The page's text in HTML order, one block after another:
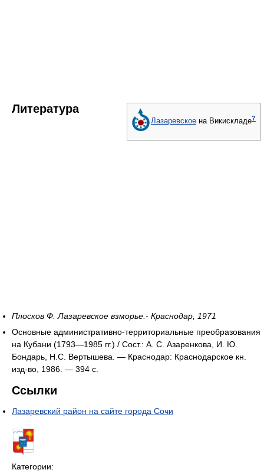
Лазаревское на Викискладе?
Литература
Плосков Ф. Лазаревское взморье.- Краснодар, 1971
Основные административно-территориальные преобразования
на Кубани (1793—1985 гг.) / Сост.: А. С. Азаренкова, И. Ю.
Бондарь, Н.С. Вертышева. — Краснодар: Краснодарское кн.
изд-во, 1986. — 394 с.
Ссылки
Лазаревский район на сайте города Сочи
Категории: